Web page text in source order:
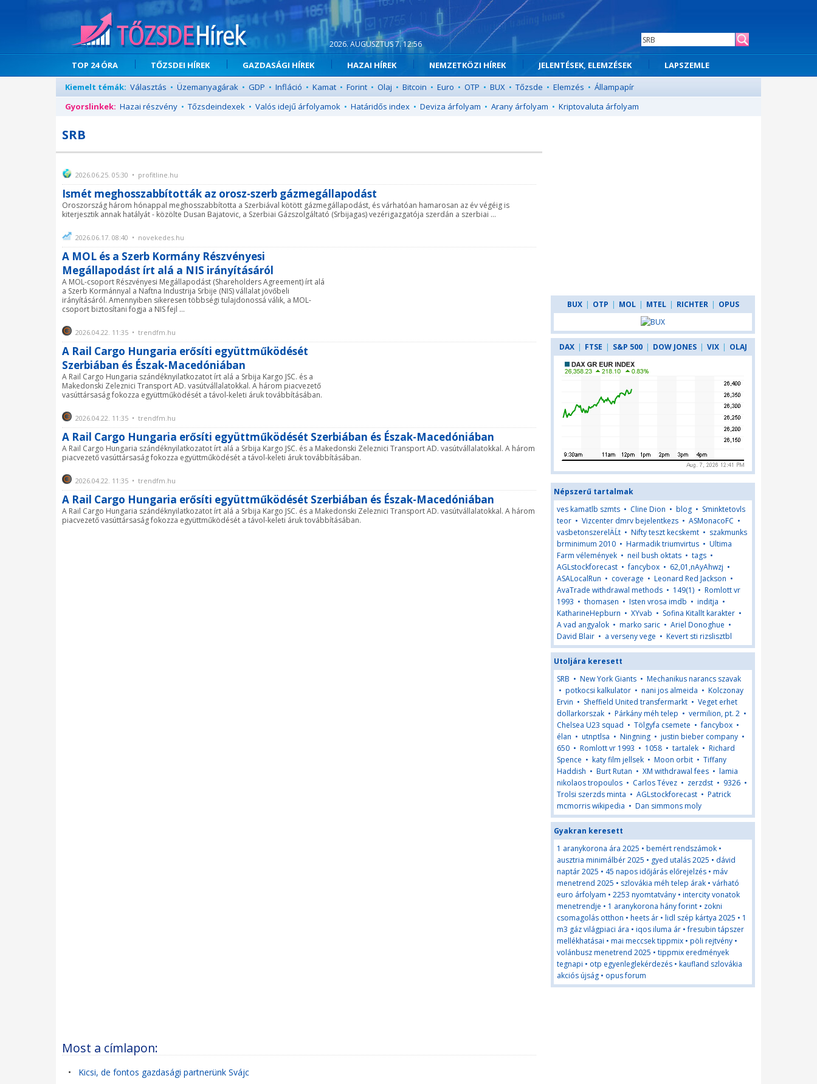
2026. AUGUSZTUS 7. 12:56
TOP 24 ÓRA TŐZSDEI HÍREK GAZDASÁGI HÍREK HAZAI HÍREK NEMZETKÖZI HÍREK JELENTÉSEK, ELEMZÉSEK
LAPSZEMLE
Kiemelt témák: Választás • Üzemanyagárak • GDP • Infláció • Kamat • Forint • Olaj • Bitcoin • Euro • OTP • BUX • Tőzsde • Elemzés • Állampapír
Gyorslinkek: Hazai részvény • Tőzsdeindexek • Valós idejű árfolyamok • Határidős index • Deviza árfolyam • Arany árfolyam • Kriptovaluta árfolyam
SRB
2026.06.25. 05:30 • profitline.hu
Ismét meghosszabbították az orosz-szerb gázmegállapodást
Oroszország három hónappal meghosszabbította a Szerbiával kötött gázmegállapodást, és várhatóan hamarosan az év végéig is
kiterjesztik annak hatályát - közölte Dusan Bajatovic, a Szerbiai Gázszolgáltató (Srbijagas) vezérigazgatója szerdán a szerbiai ...
2026.06.17. 08:40 • novekedes.hu
A MOL és a Szerb Kormány Részvényesi
Megállapodást írt alá a NIS irányításáról
A MOL-csoport Részvényesi Megállapodást (Shareholders Agreement) írt alá
a Szerb Kormánnyal a Naftna Industrija Srbije (NIS) vállalat jövőbeli
irányításáról. Amennyiben sikeresen többségi tulajdonossá válik, a MOL-
csoport biztosítani fogja a NIS fejl ...
2026.04.22. 11:35 • trendfm.hu
A Rail Cargo Hungaria erősíti együttműködését
Szerbiában és Észak-Macedóniában
A Rail Cargo Hungaria szándéknyilatkozatot írt alá a Srbija Kargo JSC. és a
Makedonski Zeleznici Transport AD. vasútvállalatokkal. A három piacvezető
vasúttársaság fokozza együttműködését a távol-keleti áruk továbbításában.
2026.04.22. 11:35 • trendfm.hu
A Rail Cargo Hungaria erősíti együttműködését Szerbiában és Észak-Macedóniában
A Rail Cargo Hungaria szándéknyilatkozatot írt alá a Srbija Kargo JSC. és a Makedonski Zeleznici Transport AD. vasútvállalatokkal. A három
piacvezető vasúttársaság fokozza együttműködését a távol-keleti áruk továbbításában.
2026.04.22. 11:35 • trendfm.hu
A Rail Cargo Hungaria erősíti együttműködését Szerbiában és Észak-Macedóniában
A Rail Cargo Hungaria szándéknyilatkozatot írt alá a Srbija Kargo JSC. és a Makedonski Zeleznici Transport AD. vasútvállalatokkal. A három
piacvezető vasúttársaság fokozza együttműködését a távol-keleti áruk továbbításában.
Most a címlapon:
• Kicsi, de fontos gazdasági partnerünk Svájc
BUX | OTP | MOL | MTEL | RICHTER | OPUS
DAX | FTSE | S&P 500 | DOW JONES | VIX | OLAJ
Népszerű tartalmak
ves kamatlb szmts • Cline Dion • blog • Sminktetovls
teor • Vizcenter dmrv bejelentkezs • ASMonacoFC •
vasbetonszerelÄĹt • Nifty teszt kecskemt • szakmunks
brminimum 2010 • Harmadik triumvirtus • Ultima
Farm vélemények • neil bush oktats • tags •
AGLstockforecast •fancybox • 62,01,nAyAhwzj •
ASALocalRun • coverage • Leonard Red Jackson •
AvaTrade withdrawal methods • 149(1) • Romlott vr
1993 • thomasen • Isten vrosa imdb • inditja •
KatharineHepburn • XYvab • Sofina Kitallt karakter •
A vad angyalok • marko saric • Ariel Donoghue •
David Blair • a verseny vege • Kevert sti rizslisztbl
Utoljára keresett
SRB • New York Giants • Mechanikus narancs szavak
• potkocsi kalkulator • nani jos almeida • Kolczonay
Ervin • Sheffield United transfermarkt • Veget erhet
dollarkorszak • Párkány méh telep • vermilion, pt. 2 •
Chelsea U23 squad • Tölgyfa csemete •fancybox •
élan • utnptlsa • Ningning • justin bieber company •
650 • Romlott vr 1993 • 1058 • tartalek • Richard
Spence • katy film jellsek • Moon orbit • Tiffany
Haddish • Burt Rutan • XM withdrawal fees • lamia
nikolaos tropoulos • Carlos Tévez • zerzdst • 9326 •
Trolsi szerzds minta • AGLstockforecast • Patrick
mcmorris wikipedia • Dan simmons moly
Gyakran keresett
1 aranykorona ára 2025 • bemért rendszámok •
ausztria minimálbér 2025 • gyed utalás 2025 • dávid
naptár 2025 • 45 napos időjárás előrejelzés • máv
menetrend 2025 • szlovákia méh telep árak • várható
euro árfolyam • 2253 nyomtatvány • intercity vonatok
menetrendje • 1 aranykorona hány forint • zokni
csomagolás otthon • heets ár • lidl szép kártya 2025 • 1
m3 gáz világpiaci ára • iqos iluma ár •fresubin tápszer
mellékhatásai • mai meccsek tippmix • pöli rejtvény •
volánbusz menetrend 2025 • tippmix eredmények
tegnapi • otp egyenleglekérdezés • kaufland szlovákia
akciós újság • opus forum